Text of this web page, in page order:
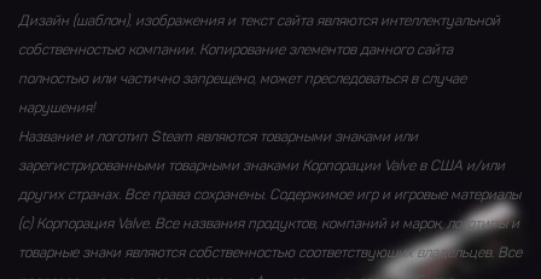
Дизайн (шаблон), изображения и текст сайта являются интеллектуальной
собственностью компании. Копирование элементов данного сайта
полностью или частично запрещено, может преследоваться в случае
нарушения!
Название и логотип Steam являются товарными знаками или
зарегистрированными товарными знаками Корпорации Valve в США и/или
других странах. Все права сохранены. Содержимое игр и игровые материалы
(с) Корпорация Valve. Все названия продуктов, компаний и марок, логотипы и
товарные знаки являются собственностью соответствующих владельцев. Все